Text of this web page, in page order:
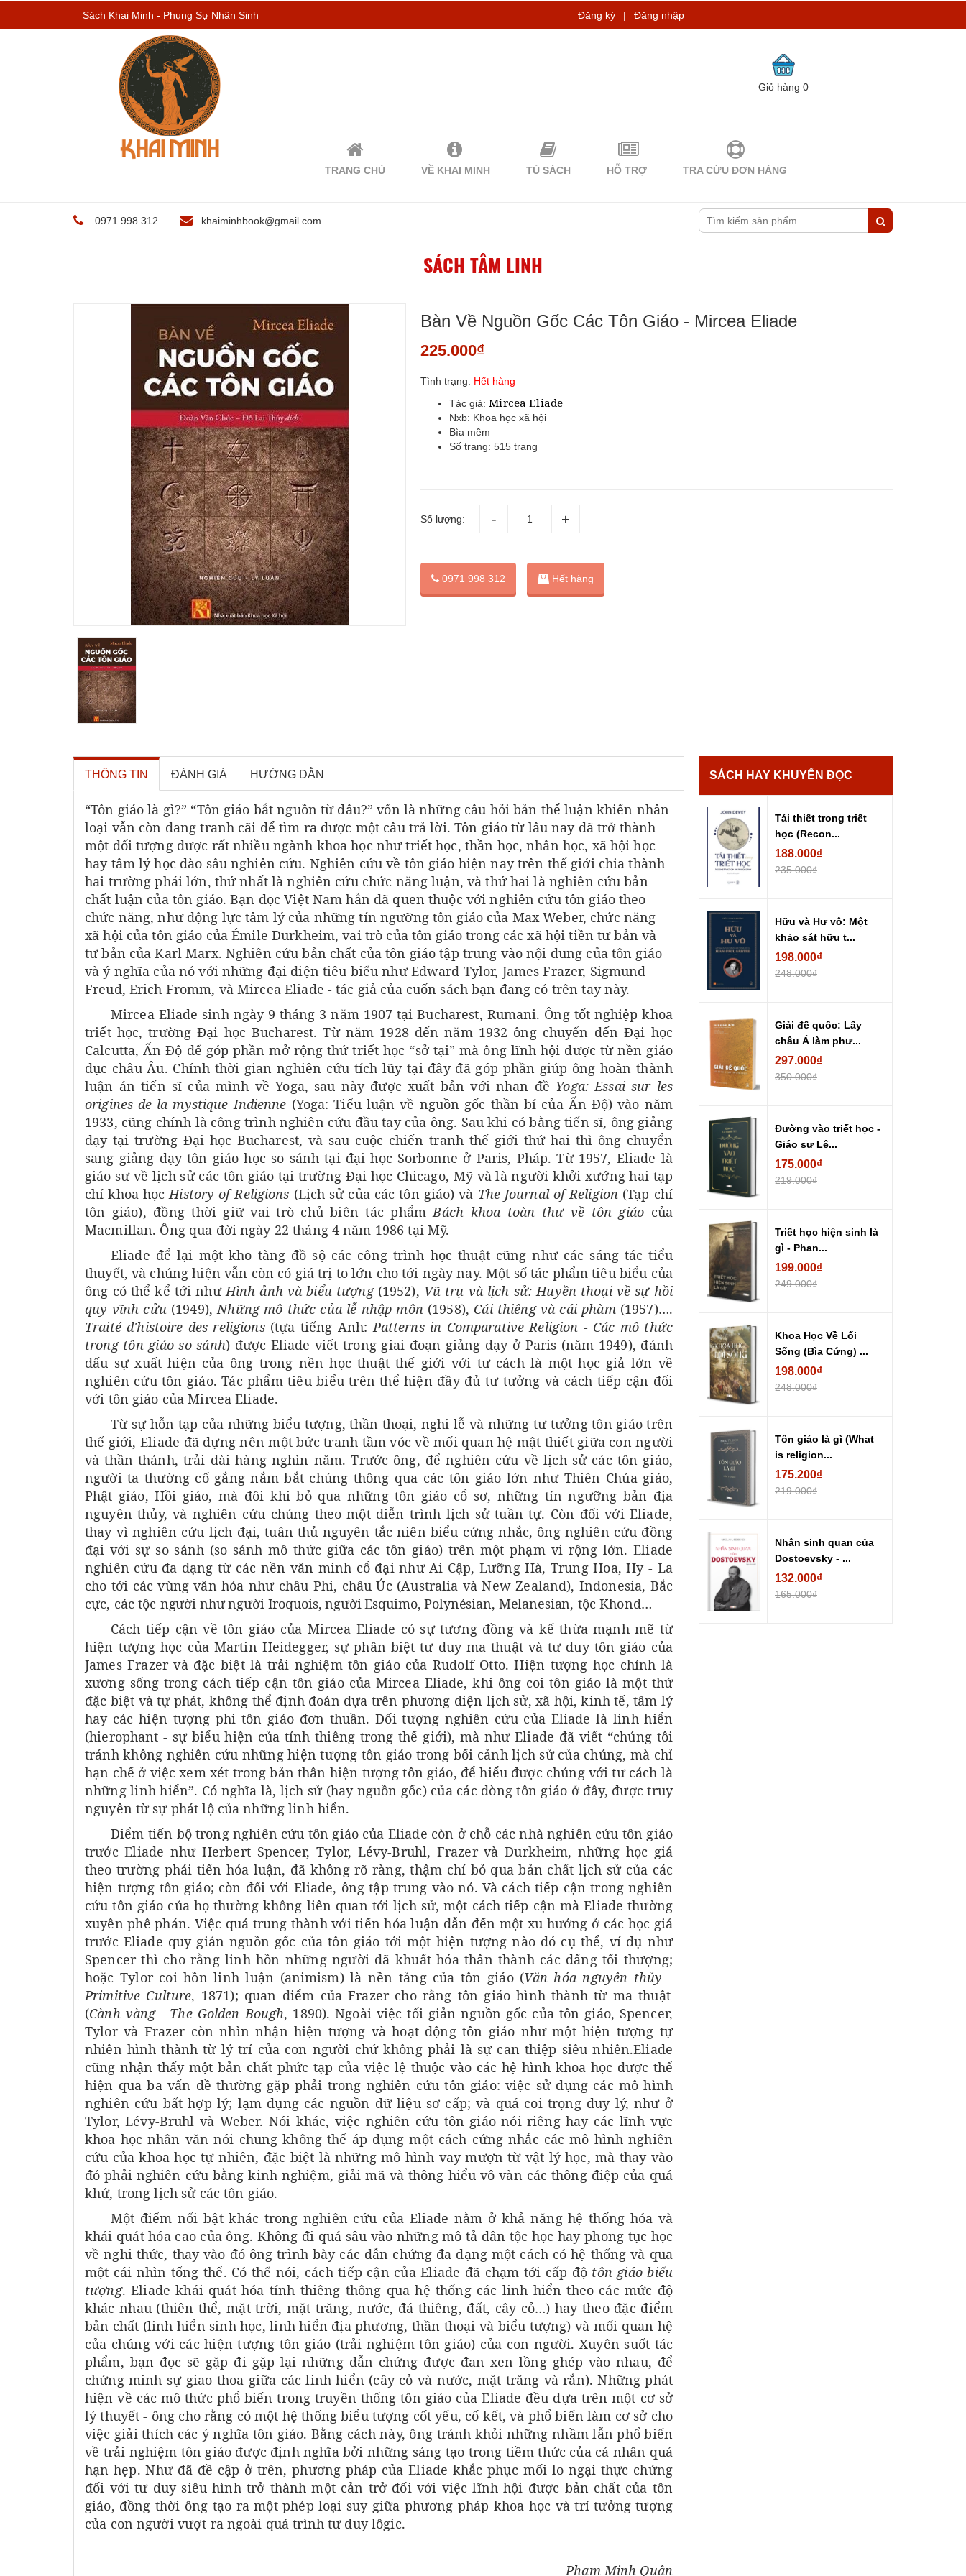
Sách Khai Minh - Phụng Sự Nhân Sinh Đăng ký | Đăng nhập
Giỏ hàng0
TRANG CHỦ VỀ KHAI MINH TỦ SÁCH HỖ TRỢ TRA CỨU ĐƠN HÀNG
0971 998 312 khaiminhbook@gmail.com
SÁCH TÂM LINH
Bàn Về Nguồn Gốc Các Tôn Giáo - Mircea Eliade
225.000₫
Tình trạng: Hết hàng
Tác giả:Mircea Eliade
Nxb: Khoa học xã hội
Bìa mềm
Số trang: 515 trang
Số lượng:
0971 998 312 Hết hàng
THÔNG TIN ĐÁNH GIÁ HƯỚNG DẪN
“Tôn giáo là gì?” “Tôn giáo bắt nguồn từ đâu?” vốn là những câu hỏi bản thể luận khiến nhân
loại vẫn còn đang tranh cãi để tìm ra được một câu trả lời. Tôn giáo từ lâu nay đã trở thành
một đối tượng được rất nhiều ngành khoa học như triết học, thần học, nhân học, xã hội học
hay tâm lý học đào sâu nghiên cứu. Nghiên cứu về tôn giáo hiện nay trên thế giới chia thành
hai trường phái lớn, thứ nhất là nghiên cứu chức năng luận, và thứ hai là nghiên cứu bản
chất luận của tôn giáo. Bạn đọc Việt Nam hẳn đã quen thuộc với nghiên cứu tôn giáo theo
chức năng, như động lực tâm lý của những tín ngưỡng tôn giáo của Max Weber, chức năng
xã hội của tôn giáo của Émile Durkheim, vai trò của tôn giáo trong các xã hội tiền tư bản và
tư bản của Karl Marx. Nghiên cứu bản chất của tôn giáo tập trung vào nội dung của tôn giáo
và ý nghĩa của nó với những đại diện tiêu biểu như Edward Tylor, James Frazer, Sigmund
Freud, Erich Fromm, và Mircea Eliade - tác giả của cuốn sách bạn đang có trên tay này.
Mircea Eliade sinh ngày 9 tháng 3 năm 1907 tại Bucharest, Rumani. Ông tốt nghiệp khoa
triết học, trường Đại học Bucharest. Từ năm 1928 đến năm 1932 ông chuyển đến Đại học
Calcutta, Ấn Độ để góp phần mở rộng thứ triết học “sở tại” mà ông lĩnh hội được từ nền giáo
dục châu Âu. Chính thời gian nghiên cứu tích lũy tại đây đã góp phần giúp ông hoàn thành
luận án tiến sĩ của mình về Yoga, sau này được xuất bản với nhan đề Yoga: Essai sur les
origines de la mystique Indienne (Yoga: Tiểu luận về nguồn gốc thần bí của Ấn Độ) vào năm
1933, cũng chính là công trình nghiên cứu đầu tay của ông. Sau khi có bằng tiến sĩ, ông giảng
dạy tại trường Đại học Bucharest, và sau cuộc chiến tranh thế giới thứ hai thì ông chuyển
sang giảng dạy tôn giáo học so sánh tại đại học Sorbonne ở Paris, Pháp. Từ 1957, Eliade là
giáo sư về lịch sử các tôn giáo tại trường Đại học Chicago, Mỹ và là người khởi xướng hai tạp
chí khoa họcHistory of Religions (Lịch sử của các tôn giáo) và The Journal of Religion (Tạp chí
tôn giáo), đồng thời giữ vai trò chủ biên tác phẩmBách khoa toàn thư về tôn giáo của
Macmillan. Ông qua đời ngày 22 tháng 4 năm 1986 tại Mỹ.
Eliade để lại một kho tàng đồ sộ các công trình học thuật cũng như các sáng tác tiểu
thuyết, và chúng hiện vẫn còn có giá trị to lớn cho tới ngày nay. Một số tác phẩm tiêu biểu của
ông có thể kể tới nhưHình ảnh và biểu tượng (1952), Vũ trụ và lịch sử: Huyền thoại về sự hồi
quy vĩnh cửu(1949),Những mô thức của lễ nhập môn(1958), Cái thiêng và cái phàm(1957)….
Traité d'histoire des religions (tựa tiếng Anh:Patterns in Comparative Religion - Các mô thức
trong tôn giáo so sánh) được Eliade viết trong giai đoạn giảng dạy ở Paris (năm 1949), đánh
dấu sự xuất hiện của ông trong nền học thuật thế giới với tư cách là một học giả lớn về
nghiên cứu tôn giáo. Tác phẩm tiêu biểu trên thể hiện đầy đủ tư tưởng và cách tiếp cận đối
với tôn giáo của Mircea Eliade.
Từ sự hỗn tạp của những biểu tượng, thần thoại, nghi lễ và những tư tưởng tôn giáo trên
thế giới, Eliade đã dựng nên một bức tranh tầm vóc về mối quan hệ mật thiết giữa con người
và thần thánh, trải dài hàng nghìn năm. Trước ông, để nghiên cứu về lịch sử các tôn giáo,
người ta thường cố gắng nắm bắt chúng thông qua các tôn giáo lớn như Thiên Chúa giáo,
Phật giáo, Hồi giáo, mà đôi khi bỏ qua những tôn giáo cổ sơ, những tín ngưỡng bản địa
nguyên thủy, và nghiên cứu chúng theo một diễn trình lịch sử tuần tự. Còn đối với Eliade,
thay vì nghiên cứu lịch đại, tuân thủ nguyên tắc niên biểu cứng nhắc, ông nghiên cứu đồng
đại với sự so sánh (so sánh mô thức giữa các tôn giáo) trên một phạm vi rộng lớn. Eliade
nghiên cứu đa dạng từ các nền văn minh cổ đại như Ai Cập, Lưỡng Hà, Trung Hoa, Hy - La
cho tới các vùng văn hóa như châu Phi, châu Úc (Australia và New Zealand), Indonesia, Bắc
cực, các tộc người như người Iroquois, người Esquimo, Polynésian, Melanesian, tộc Khond…
Cách tiếp cận về tôn giáo của Mircea Eliade có sự tương đồng và kế thừa mạnh mẽ từ
hiện tượng học của Martin Heidegger, sự phân biệt tư duy ma thuật và tư duy tôn giáo của
James Frazer và đặc biệt là trải nghiệm tôn giáo của Rudolf Otto. Hiện tượng học chính là
xương sống trong cách tiếp cận tôn giáo của Mircea Eliade, khi ông coi tôn giáo là một thứ
đặc biệt và tự phát, không thể định đoán dựa trên phương diện lịch sử, xã hội, kinh tế, tâm lý
hay các hiện tượng phi tôn giáo đơn thuần. Đối tượng nghiên cứu của Eliade là linh hiển
(hierophant - sự biểu hiện của tính thiêng trong thế giới), mà như Eliade đã viết “chúng tôi
tránh không nghiên cứu những hiện tượng tôn giáo trong bối cảnh lịch sử của chúng, mà chỉ
hạn chế ở việc xem xét trong bản thân hiện tượng tôn giáo, để hiểu được chúng với tư cách là
những linh hiển”. Có nghĩa là, lịch sử (hay nguồn gốc) của các dòng tôn giáo ở đây, được truy
nguyên từ sự phát lộ của những linh hiển.
Điểm tiến bộ trong nghiên cứu tôn giáo của Eliade còn ở chỗ các nhà nghiên cứu tôn giáo
trước Eliade như Herbert Spencer, Tylor, Lévy-Bruhl, Frazer và Durkheim, những học giả
theo trường phái tiến hóa luận, đã không rõ ràng, thậm chí bỏ qua bản chất lịch sử của các
hiện tượng tôn giáo; còn đối với Eliade, ông tập trung vào nó. Và cách tiếp cận trong nghiên
cứu tôn giáo của họ thường không liên quan tới lịch sử, một cách tiếp cận mà Eliade thường
xuyên phê phán. Việc quá trung thành với tiến hóa luận dẫn đến một xu hướng ở các học giả
trước Eliade quy giản nguồn gốc của tôn giáo tới một hiện tượng nào đó cụ thể, ví dụ như
Spencer thì cho rằng linh hồn những người đã khuất hóa thân thành các đấng tối thượng;
hoặc Tylor coi hồn linh luận (animism) là nền tảng của tôn giáo (Văn hóa nguyên thủy -
Primitive Culture, 1871); quan điểm của Frazer cho rằng tôn giáo hình thành từ ma thuật
(Cành vàng- The Golden Bough, 1890). Ngoài việc tối giản nguồn gốc của tôn giáo, Spencer,
Tylor và Frazer còn nhìn nhận hiện tượng và hoạt động tôn giáo như một hiện tượng tự
nhiên hình thành từ lý trí của con người chứ không phải là sự can thiệp siêu nhiên.Eliade
cũng nhận thấy một bản chất phức tạp của việc lệ thuộc vào các hệ hình khoa học được thể
hiện qua ba vấn đề thường gặp phải trong nghiên cứu tôn giáo: việc sử dụng các mô hình
nghiên cứu bất hợp lý; lạm dụng các nguồn dữ liệu sơ cấp; và quá coi trọng duy lý, như ở
Tylor, Lévy-Bruhl và Weber. Nói khác, việc nghiên cứu tôn giáo nói riêng hay các lĩnh vực
khoa học nhân văn nói chung không thể áp dụng một cách cứng nhắc các mô hình nghiên
cứu của khoa học tự nhiên, đặc biệt là những mô hình vay mượn từ vật lý học, mà thay vào
đó phải nghiên cứu bằng kinh nghiệm, giải mã và thông hiểu vô vàn các thông điệp của quá
khứ, trong lịch sử các tôn giáo.
Một điểm nổi bật khác trong nghiên cứu của Eliade nằm ở khả năng hệ thống hóa và
khái quát hóa cao của ông. Không đi quá sâu vào những mô tả dân tộc học hay phong tục học
về nghi thức, thay vào đó ông trình bày các dẫn chứng đa dạng một cách có hệ thống và qua
một cái nhìn tổng thể. Có thể nói, cách tiếp cận của Eliade đã chạm tới cấp độ tôn giáo biểu
tượng. Eliade khái quát hóa tính thiêng thông qua hệ thống các linh hiển theo các mức độ
khác nhau (thiên thể, mặt trời, mặt trăng, nước, đá thiêng, đất, cây cỏ…) hay theo đặc điểm
bản chất (linh hiển sinh học, linh hiển địa phương, thần thoại và biểu tượng) và mối quan hệ
của chúng với các hiện tượng tôn giáo (trải nghiệm tôn giáo) của con người. Xuyên suốt tác
phẩm, bạn đọc sẽ gặp đi gặp lại những dẫn chứng được đan xen lồng ghép vào nhau, để
chứng minh sự giao thoa giữa các linh hiển (cây cỏ và nước, mặt trăng và rắn). Những phát
hiện về các mô thức phổ biến trong truyền thống tôn giáo của Eliade đều dựa trên một cơ sở
lý thuyết - ông cho rằng có một hệ thống biểu tượng cốt yếu, cố kết, và phổ biến làm cơ sở cho
việc giải thích các ý nghĩa tôn giáo. Bằng cách này, ông tránh khỏi những nhầm lẫn phổ biến
về trải nghiệm tôn giáo được định nghĩa bởi những sáng tạo trong tiềm thức của cá nhân quá
hạn hẹp. Như đã đề cập ở trên, phương pháp của Eliade khắc phục mối lo ngại thực chứng
đối với tư duy siêu hình trở thành một cản trở đối với việc lĩnh hội được bản chất của tôn
giáo, đồng thời ông tạo ra một phép loại suy giữa phương pháp khoa học và trí tưởng tượng
của con người vượt ra ngoài quá trình tư duy lôgic.
Phạm Minh Quân
SÁCH HAY KHUYẾN ĐỌC
Tái thiết trong triết
học (Recon...
188.000₫
235.000₫
Hữu và Hư vô: Một
khảo sát hữu t...
198.000₫
248.000₫
Giải đế quốc: Lấy
châu Á làm phư...
297.000₫
350.000₫
Đường vào triết học -
Giáo sư Lê...
175.000₫
219.000₫
Triết học hiện sinh là
gì - Phan...
199.000₫
249.000₫
Khoa Học Về Lối
Sống (Bìa Cứng) ...
198.000₫
248.000₫
Tôn giáo là gì (What
is religion...
175.200₫
219.000₫
Nhân sinh quan của
Dostoevsky - ...
132.000₫
165.000₫